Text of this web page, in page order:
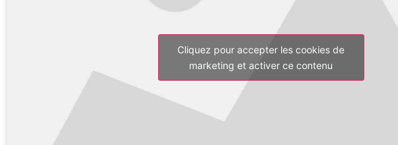
Cliquez pour accepter les cookies de
marketing et activer ce contenu